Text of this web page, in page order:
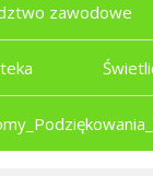
zawodowe